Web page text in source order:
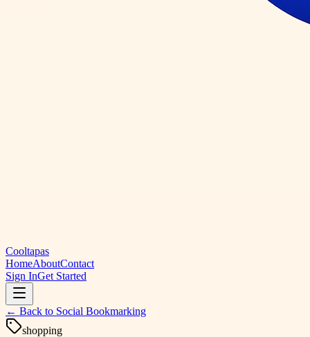
Cooltapas
HomeAboutContact
Sign InGet Started
← Back to Social Bookmarking
shopping